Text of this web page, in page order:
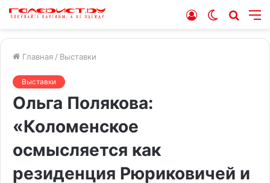
Switch
Войти
Главная / Выставки
Выставки
Ольга Полякова:
«Коломенское
осмысляется как
резиденция Рюриковичей и